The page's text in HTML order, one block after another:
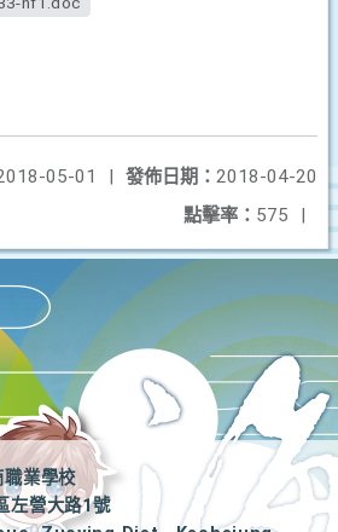
發佈日期： 2018-04-20
05-01
|
點擊率： 575 |
職業學校
左營大路1號